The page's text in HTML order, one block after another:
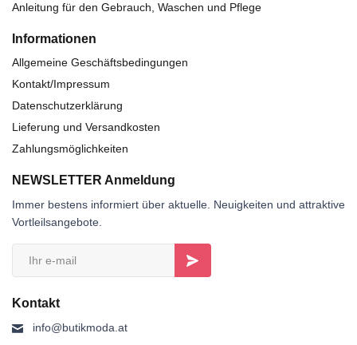
Anleitung für den Gebrauch, Waschen und Pflege
Informationen
Allgemeine Geschäftsbedingungen
Kontakt/Impressum
Datenschutzerklärung
Lieferung und Versandkosten
Zahlungsmöglichkeiten
NEWSLETTER Anmeldung
Immer bestens informiert über aktuelle. Neuigkeiten und attraktive
Vortleilsangebote.
Kontakt
info@butikmoda.at